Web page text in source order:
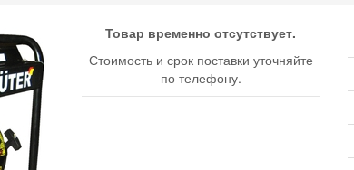
Товар временно отсутствует.
Стоимость и срок поставки уточняйте
по телефону.